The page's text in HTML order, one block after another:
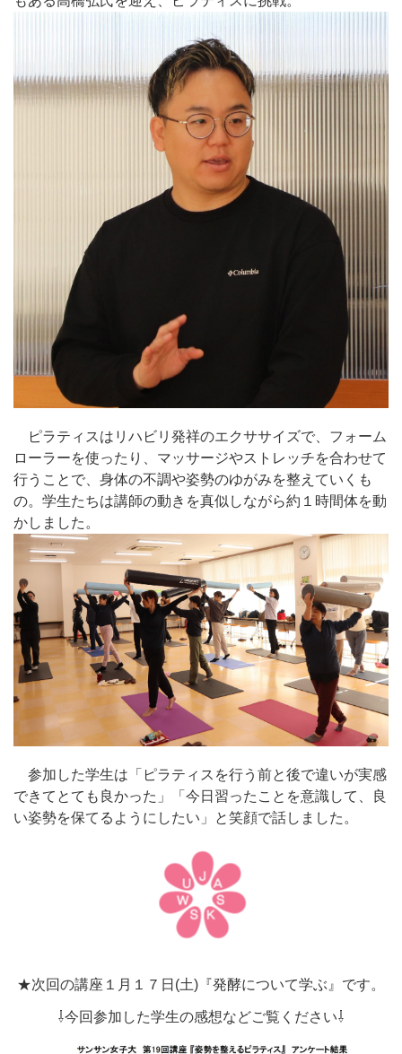
ピラティスはリハビリ発祥のエクササイズで、フォーム
ローラーを使ったり、マッサージやストレッチを合わせて
行うことで、身体の不調や姿勢のゆがみを整えていくも
の。学生たちは講師の動きを真似しながら約１時間体を動
かしました。
参加した学生は「ピラティスを行う前と後で違いが実感
できてとても良かった」「今日習ったことを意識して、良
い姿勢を保てるようにしたい」と笑顔で話しました。
★次回の講座１月１７日(土)『発酵について学ぶ』です。
⇩今回参加した学生の感想などご覧ください⇩